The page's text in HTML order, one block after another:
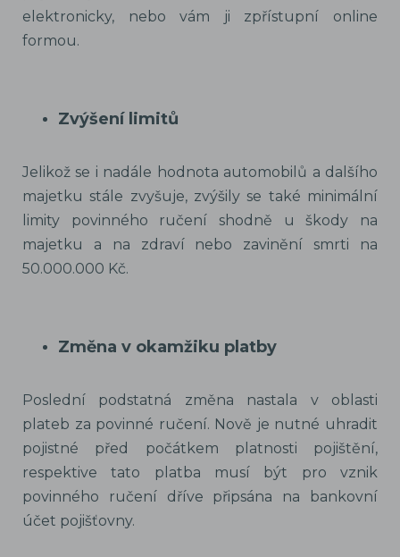
elektronicky, nebo vám ji zpřístupní online
formou.
Zvýšení limitů
Jelikož se i nadále hodnota automobilů a dalšího
majetku stále zvyšuje, zvýšily se také minimální
limity povinného ručení shodně u škody na
majetku a na zdraví nebo zavinění smrti na
50.000.000 Kč.
Změna v okamžiku platby
Poslední podstatná změna nastala v oblasti
plateb za povinné ručení. Nově je nutné uhradit
pojistné před počátkem platnosti pojištění,
respektive tato platba musí být pro vznik
povinného ručení dříve připsána na bankovní
účet pojišťovny.